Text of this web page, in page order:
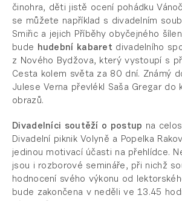
činohra, děti jistě ocení pohádku
se můžete například s divadelním
Smiřic a jejich Příběhy obyčejného
bude hudební kabaret divadelního
z Nového Bydžova, který vystoupí s
Cesta kolem světa za 80 dní. Známý
Julese Verna převlékl Saša Gregar do
obrazů.
Divadelníci soutěží o postup na
Divadelní piknik Volyně a Popelka
jedinou motivací účasti na přehlídce.
jsou i rozborové semináře, při nichž
hodnocení svého výkonu od
bude zakončena v neděli ve 13.45